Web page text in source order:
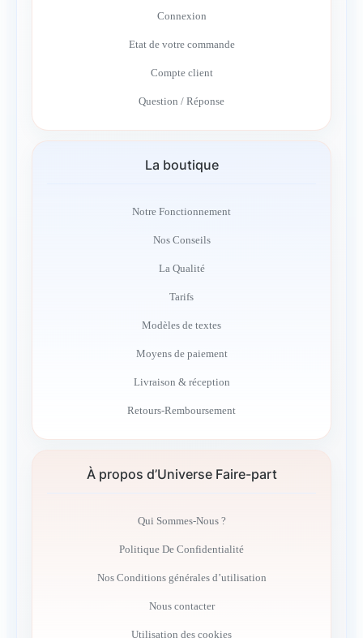
Connexion
Etat de votre commande
Compte client
Question / Réponse
La boutique
Notre Fonctionnement
Nos Conseils
La Qualité
Tarifs
Modèles de textes
Moyens de paiement
Livraison & réception
Retours-Remboursement
À propos d’Universe Faire-part
Qui Sommes-Nous ?
Politique De Confidentialité
Nos Conditions générales d’utilisation
Nous contacter
Utilisation des cookies